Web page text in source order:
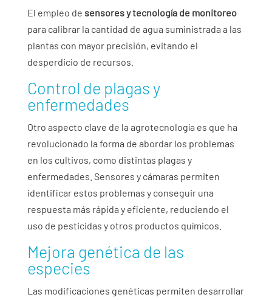
El empleo de sensores y tecnología de monitoreo
para calibrar la cantidad de agua suministrada a las
plantas con mayor precisión, evitando el
desperdicio de recursos.
Control de plagas y
enfermedades
Otro aspecto clave de la agrotecnología es que ha
revolucionado la forma de abordar los problemas
en los cultivos, como distintas plagas y
enfermedades. Sensores y cámaras permiten
identificar estos problemas y conseguir una
respuesta más rápida y eficiente, reduciendo el
uso de pesticidas y otros productos químicos.
Mejora genética de las
especies
Las modificaciones genéticas permiten desarrollar